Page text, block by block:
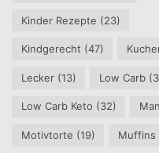
Kinder Rezepte (23)
Kindgerecht (47)
Lecker(13) Low Carb
Low Carb Keto (32)
Motivtorte (19) Muffins